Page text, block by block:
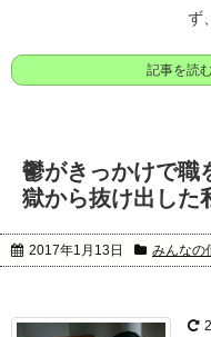
ず
記事を読
鬱がきっかけで職
獄から抜け出した
2017年1月13日 みんなの